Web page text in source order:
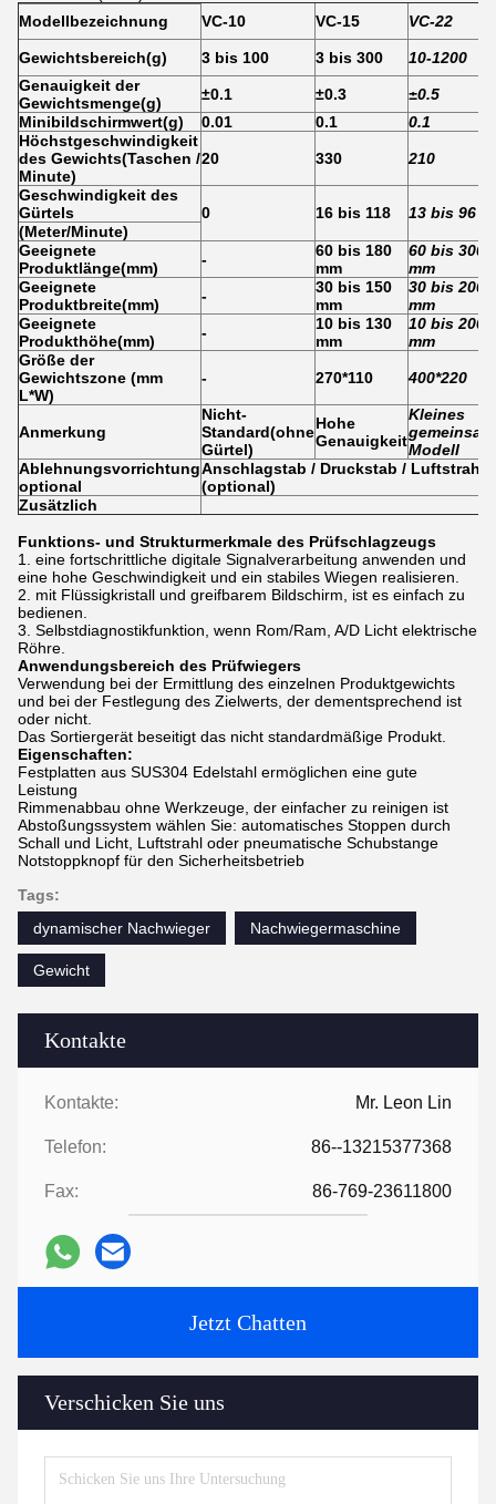
Kontakte
Kontakte: Mr. Leon Lin
Telefon: 86--13215377368
Fax: 86-769-23611800
Jetzt Chatten
Verschicken Sie uns
VC-10
VC-15 VC-22
Modellbezeichnung
Gewichtsbereich(g) 3 bis 100 3 bis 300
10-1200
Genauigkeit der
Gewichtsmenge(g) ±0.1 ±0.3
±0.5
Minibildschirmwert(g) 0.01 0.1
0.1
Höchstgeschwindigkeit
des Gewichts(Taschen /
Minute)
20 330 210
Geschwindigkeit des
Gürtels
0 16 bis 118
13 bis 96
(Meter/Minute)
Geeignete
Produktlänge(mm) -
60 bis 180
mm
60 bis 300
mm
Geeignete
Produktbreite(mm) -
30 bis 150
mm
30 bis 200
mm
Geeignete
Produkthöhe(mm) -
10 bis 130
mm
10 bis 200
mm
Größe der
Gewichtszone (mm
L*W)
- 270*110 400*220
Anmerkung
Nicht-
Standard(ohne
Gürtel)
Hohe
Genauigkeit
Kleines
Modell
Ablehnungsvorrichtung
optional
Anschlagstab / Druckstab / Luftstrahl
(optional)
Zusätzlich
Funktions- und Strukturmerkmale des Prüfschlagzeugs
1. eine fortschrittliche digitale Signalverarbeitung anwenden und
eine hohe Geschwindigkeit und ein stabiles Wiegen realisieren.
2. mit Flüssigkristall und greifbarem Bildschirm, ist es einfach zu
bedienen.
3. Selbstdiagnostikfunktion, wenn Rom/Ram, A/D Licht elektrische
Röhre.
Anwendungsbereich des Prüfwiegers
Verwendung bei der Ermittlung des einzelnen Produktgewichts
und bei der Festlegung des Zielwerts, der dementsprechend ist
oder nicht.
Das Sortiergerät beseitigt das nicht standardmäßige Produkt.
Eigenschaften:
Festplatten aus SUS304 Edelstahl ermöglichen eine gute
Leistung
Rimmenabbau ohne Werkzeuge, der einfacher zu reinigen ist
Abstoßungssystem wählen Sie: automatisches Stoppen durch
Schall und Licht, Luftstrahl oder pneumatische Schubstange
Notstoppknopf für den Sicherheitsbetrieb
Tags:
dynamischer Nachwieger
Nachwiegermaschine
Gewicht